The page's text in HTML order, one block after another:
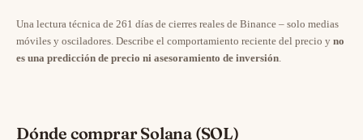
Una lectura técnica de 261 días de cierres reales de Binance – solo medias
móviles y osciladores. Describe el comportamiento reciente del precio y no
es una predicción de precio ni asesoramiento de inversión.
Dónde comprar Solana (SOL)